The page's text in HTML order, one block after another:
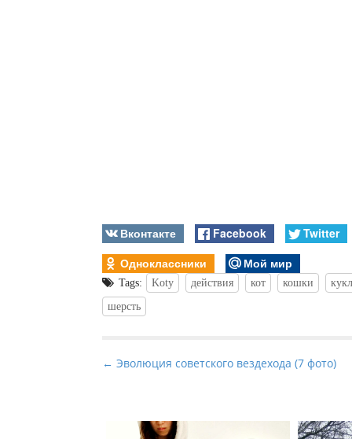
Вконтакте Facebook
Twitter
Одноклассники
Мой мир
Tags: Koty действия кот кошки
шерсть
P
← Эволюция советского вездехода (7 фото)